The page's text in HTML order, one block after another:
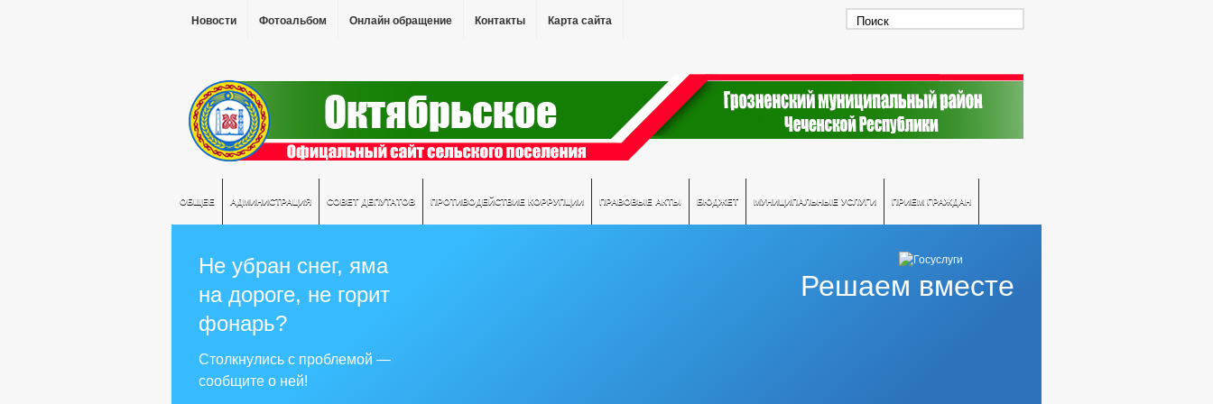
Новости Фотоальбом Онлайн обращение Контакты Карта сайта
ОБЩЕЕ АДМИНИСТРАЦИЯ СОВЕТ ДЕПУТАТОВ ПРОТИВОДЕЙСТВИЕ КОРРУПЦИИ ПРАВОВЫЕ АКТЫ БЮДЖЕТ МУНИЦИПАЛЬНЫЕ УСЛУГИ ПРИЕМ ГРАЖДАН
Решаем вместе
Не убран снег, яма
на дороге, не горит
фонарь?
Столкнулись с проблемой —
сообщите о ней!